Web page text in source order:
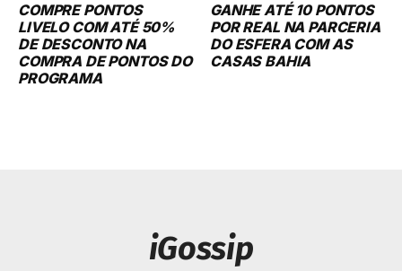
COMPRE PONTOS
LIVELO COM ATÉ 50%
DE DESCONTO NA
COMPRA DE PONTOS DO
PROGRAMA
GANHE ATÉ 10 PONTOS
POR REAL NA PARCERIA
DO ESFERA COM AS
CASAS BAHIA
iGossip